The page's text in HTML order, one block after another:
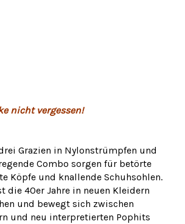
nicht vergessen!
Grazien in Nylonstrümpfen und
Combo sorgen für betörte
Köpfe und knallende Schuhsohlen.
die 40er Jahre in neuen Kleidern
und bewegt sich zwischen
und neu interpretierten Pophits